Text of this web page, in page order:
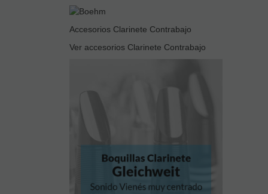
Accesorios Clarinete Contrabajo
Ver accesorios Clarinete Contrabajo